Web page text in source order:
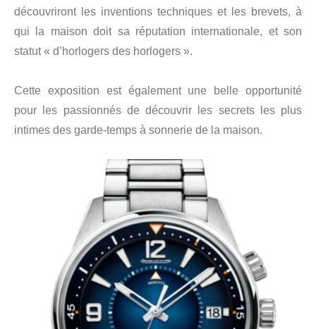
découvriront les inventions techniques et les brevets, à
qui la maison doit sa réputation internationale, et son
statut « d’horlogers des horlogers ».
Cette exposition est également une belle opportunité
pour les passionnés de découvrir les secrets les plus
intimes des garde-temps à sonnerie de la maison.